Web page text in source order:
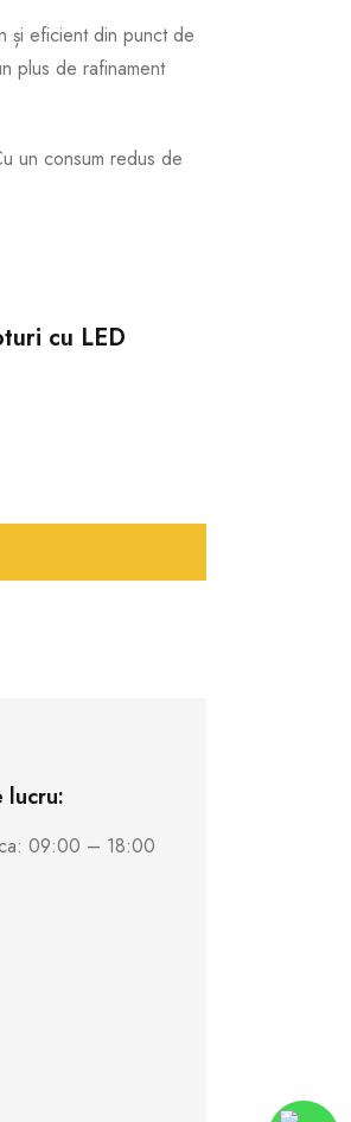
și eficient din punct de
plus de rafinament
un consum redus de
cu LED
lucru:
09:00 – 18:00